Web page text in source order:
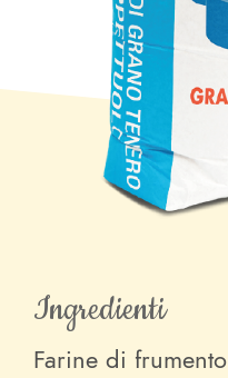
Ingredienti
Farine di frumento